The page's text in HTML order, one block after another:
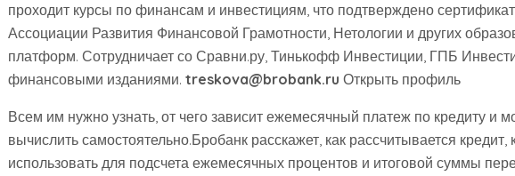
проходит курсы по финансам и инвестициям, что подтверждено
Ассоциации Развития Финансовой Грамотности, Нетологии и других
платформ. Сотрудничает со Сравни.ру, Тинькофф Инвестиции, ГПБ
финансовыми изданиями. treskova@brobank.ru Открыть профиль
Всем им нужно узнать, от чего зависит ежемесячный платеж по кредиту и
вычислить самостоятельно.Бробанк расскажет, как рассчитывается кредит,
использовать для подсчета ежемесячных процентов и итоговой суммы